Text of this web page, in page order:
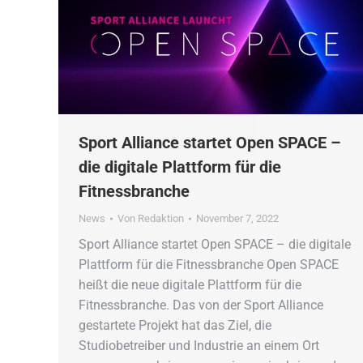
Sport Alliance startet Open SPACE –
die digitale Plattform für die
Fitnessbranche
News Von Redaktion November 7, 2022
Sport Alliance startet Open SPACE – die digitale
Plattform für die Fitnessbranche Open SPACE
heißt die neue digitale Plattform für die
Fitnessbranche. Das von der Sport Alliance
gestartete Projekt hat das Ziel, die
Studiobetreiber und Industrie an einem Ort